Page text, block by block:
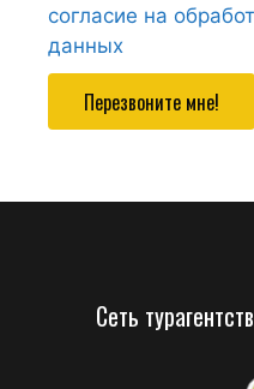
согласие на
данных
Перезвоните мне!
Сеть